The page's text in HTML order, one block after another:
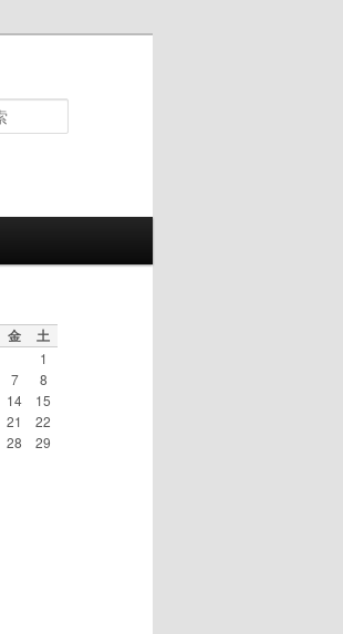
金 土
1
7
8
14
15
21
22
28
29